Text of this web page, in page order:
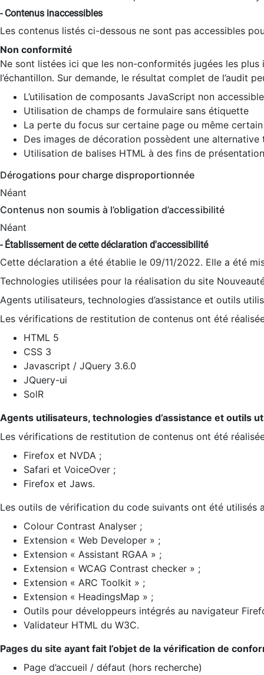
- Contenus inaccessibles
Les contenus listés ci-dessous ne sont pas accessibles
Non conformité
Ne sont listées ici que les non-conformités jugées les
l’échantillon. Sur demande, le résultat complet de l’audit
L’utilisation de composants JavaScript non
Utilisation de champs de formulaire sans étiquette
La perte du focus sur certaine page ou même
Des images de décoration possèdent une alternative
Utilisation de balises HTML à des fins de
Dérogations pour charge disproportionnée
Néant
Contenus non soumis à l’obligation d’accessibilité
Néant
- Établissement de cette déclaration d'accessibilité
Cette déclaration a été établie le 09/11/2022. Elle a été
Technologies utilisées pour la réalisation du site
Agents utilisateurs, technologies d’assistance et outils
Les vérifications de restitution de contenus ont été
HTML 5
CSS 3
Javascript / JQuery 3.6.0
JQuery-ui
SolR
Agents utilisateurs, technologies d’assistance et outils
Les vérifications de restitution de contenus ont été
Firefox et NVDA ;
Safari et VoiceOver ;
Firefox et Jaws.
Les outils de vérification du code suivants ont été utilisés
Colour Contrast Analyser ;
Extension « Web Developer » ;
Extension « Assistant RGAA » ;
Extension « WCAG Contrast checker » ;
Extension « ARC Toolkit » ;
Extension « HeadingsMap » ;
Outils pour développeurs intégrés au navigateur
Validateur HTML du W3C.
Pages du site ayant fait l’objet de la vérification de
Page d’accueil / défaut (hors recherche)